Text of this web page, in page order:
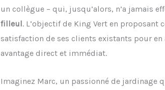
un collègue – qui, jusqu’alors, n’a jamais
filleul. L’objectif de King Vert en
satisfaction de ses clients existants pour
avantage direct et immédiat.
Imaginez Marc, un passionné de jardinage